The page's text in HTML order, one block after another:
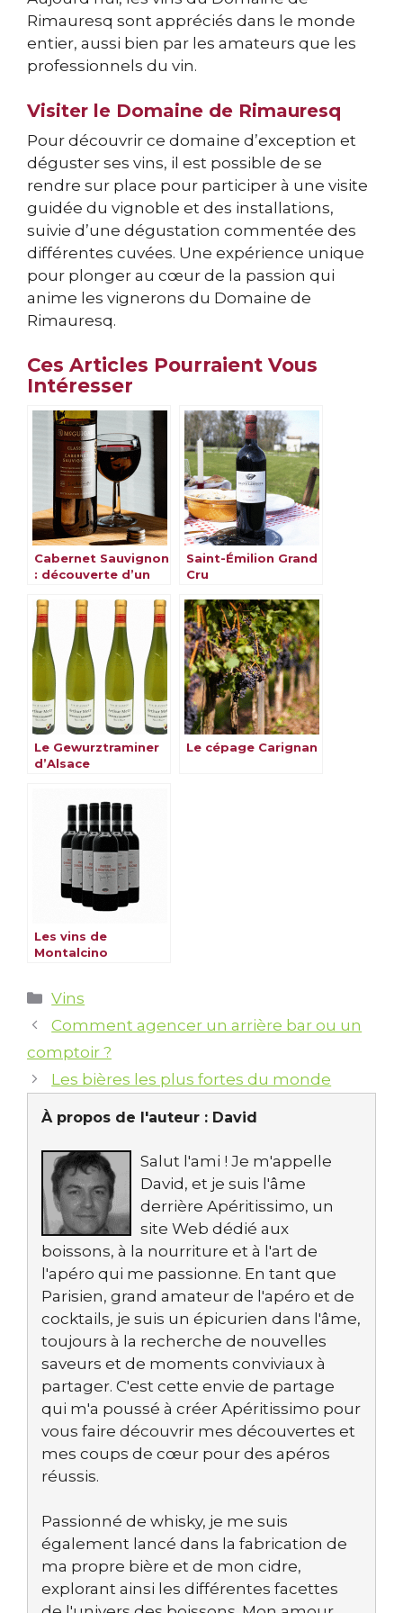
Rimauresq sont appréciés dans le monde
entier, aussi bien par les amateurs que les
professionnels du vin.
Visiter le Domaine de Rimauresq
Pour découvrir ce domaine d’exception et
déguster ses vins, il est possible de se
rendre sur place pour participer à une visite
guidée du vignoble et des installations,
suivie d’une dégustation commentée des
différentes cuvées. Une expérience unique
pour plonger au cœur de la passion qui
anime les vignerons du Domaine de
Rimauresq.
Ces Articles Pourraient Vous
Intéresser
Cabernet Sauvignon
: découverte d’un
emblématique
Saint-Émilion Grand
Cru
Le Gewurztraminer
d’Alsace
Le cépage Carignan
Les vins de
Montalcino
Catégories
Vins
Comment agencer un arrière bar ou un
comptoir ?
Les bières les plus fortes du monde
À propos de l'auteur : David
Salut l'ami ! Je m'appelle
David, et je suis l'âme
derrière Apéritissimo, un
site Web dédié aux
boissons, à la nourriture et à l'art de
l'apéro qui me passionne. En tant que
Parisien, grand amateur de l'apéro et de
cocktails, je suis un épicurien dans l'âme,
toujours à la recherche de nouvelles
saveurs et de moments conviviaux à
partager. C'est cette envie de partage
qui m'a poussé à créer Apéritissimo pour
vous faire découvrir mes découvertes et
mes coups de cœur pour des apéros
réussis.
Passionné de whisky, je me suis
également lancé dans la fabrication de
ma propre bière et de mon cidre,
explorant ainsi les différentes facettes